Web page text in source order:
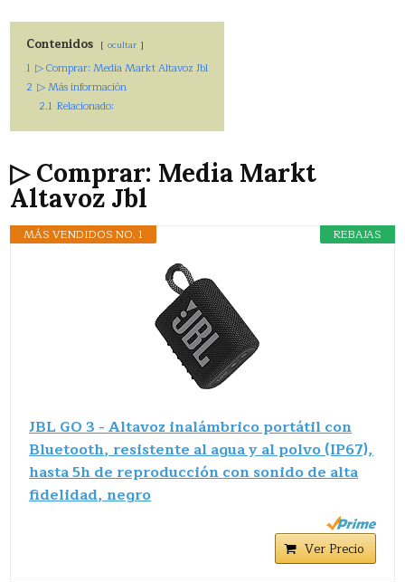
Contenidos ocultar
1 ▷ Comprar: Media Markt Altavoz Jbl
2 ▷ Más información
2.1 Relacionado:
▷ Comprar: Media Markt
Altavoz Jbl
REBAJAS
MÁS VENDIDOS NO. 1
JBL GO 3 - Altavoz inalámbrico portátil con
Bluetooth, resistente al agua y al polvo (IP67),
hasta 5h de reproducción con sonido de alta
fidelidad, negro
Ver Precio